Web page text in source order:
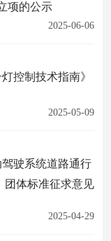
项的公示
2025-06-06
控制技术指南》
2025-05-09
驶系统道路通行
团体标准征求意见
2025-04-29